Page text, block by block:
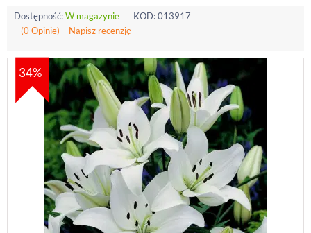
Dostępność:W magazynie KOD:013917
(0 Opinie)
Napisz recenzję
34%